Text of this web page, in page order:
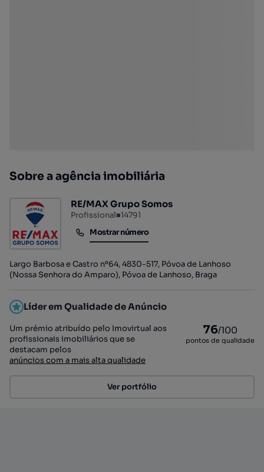
Sobre a agência imobiliária
RE/MAX Grupo Somos
Profissional■14791
Mostrar número
Mostrar número
Largo Barbosa e Castro nº64, 4830-517, Póvoa de Lanhoso
(Nossa Senhora do Amparo), Póvoa de Lanhoso, Braga
Líder em Qualidade de Anúncio
Um prémio atribuído pelo Imovirtual aos
profissionais imobiliários que se
destacam pelos
anúncios com a mais alta qualidade
76/100
pontos de qualidade
Ver portfólio